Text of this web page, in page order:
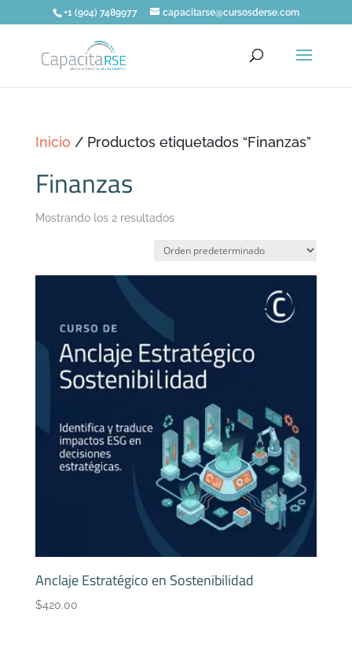
+1 (904) 7489977 capacitarse@cursosderse.com
Inicio / Productos etiquetados “Finanzas”
Finanzas
Mostrando los 2 resultados
Anclaje Estratégico en Sostenibilidad
$420.00